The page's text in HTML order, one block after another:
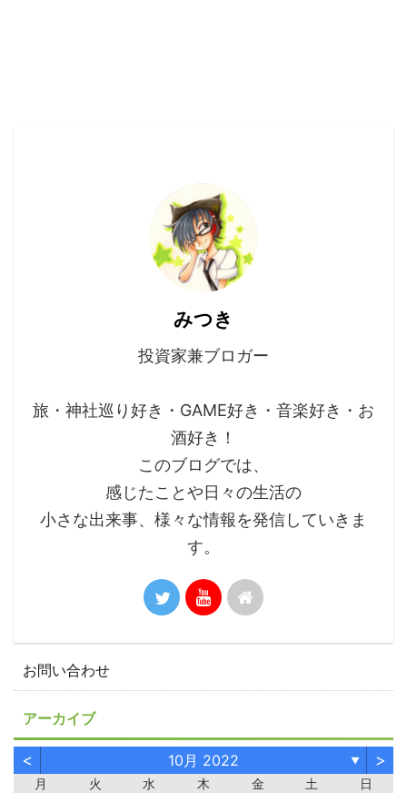
みつき
投資家兼ブロガー
旅・神社巡り好き・GAME好き・音楽好き・お
酒好き！
このブログでは、
感じたことや日々の生活の
小さな出来事、様々な情報を発信していきま
す。
お問い合わせ
アーカイブ
< 10月 2022 ▼ >
月 火 水 木 金 土 日